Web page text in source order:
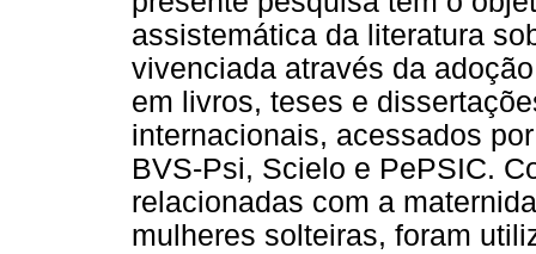
assistemática da literatura
vivenciada através da
em livros, teses e
internacionais, acessados
BVS-Psi, Scielo e PePSIC.
relacionadas com a
mulheres solteiras, foram